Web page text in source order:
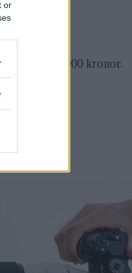
or
X-T1.
ungefär 15000 kronor.